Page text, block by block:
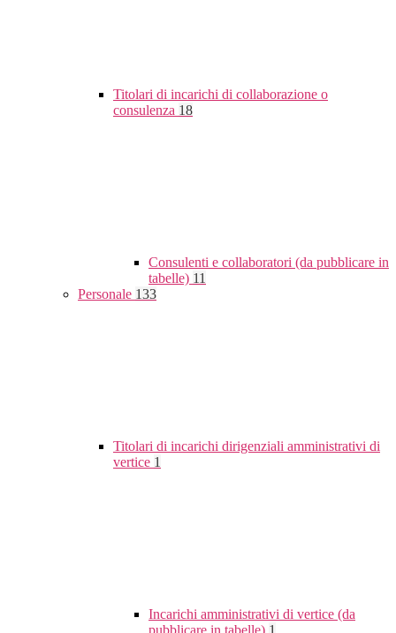
Titolari di incarichi di collaborazione o
consulenza 18
Consulenti e collaboratori (da pubblicare in
tabelle) 11
Personale 133
Titolari di incarichi dirigenziali amministrativi di
vertice 1
Incarichi amministrativi di vertice (da